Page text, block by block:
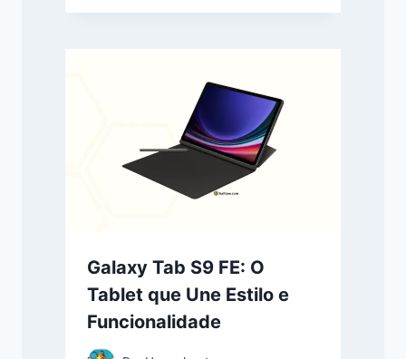
Galaxy Tab S9 FE: O
Tablet que Une Estilo e
Funcionalidade